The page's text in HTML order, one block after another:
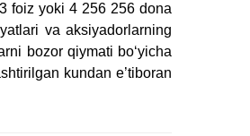
foiz yoki 4 256 256 dona
va aksiyadorlarning
bozor qiymati bo‘yicha
kundan e’tiboran